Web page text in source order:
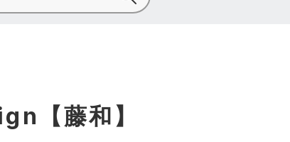
レインウェア・カッパ
作業用手袋ランキング
手袋 マック
清掃・ビルメンテ作業服
【藤和】